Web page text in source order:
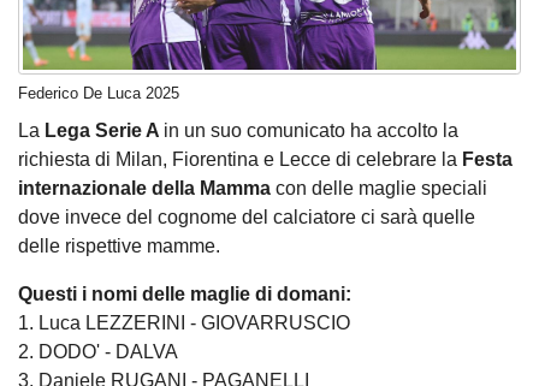
Federico De Luca 2025
La Lega Serie A in un suo comunicato ha accolto la
richiesta di Milan, Fiorentina e Lecce di celebrare la Festa
internazionale della Mamma con delle maglie speciali
dove invece del cognome del calciatore ci sarà quelle
delle rispettive mamme.
Questi i nomi delle maglie di domani:
1. Luca LEZZERINI - GIOVARRUSCIO
2. DODO' - DALVA
3. Daniele RUGANI - PAGANELLI